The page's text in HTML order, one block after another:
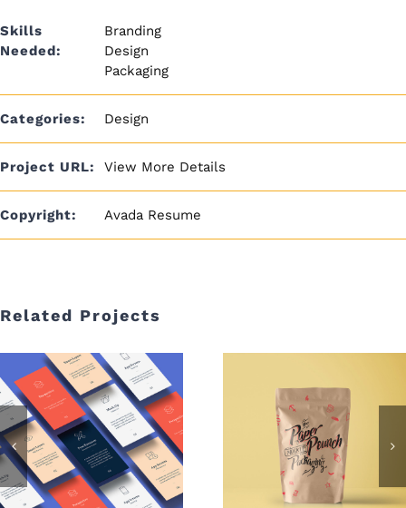
Skills
Needed:
Branding
Design
Packaging
Categories: Design
Project URL: View More Details
Copyright: Avada Resume
Related Projects